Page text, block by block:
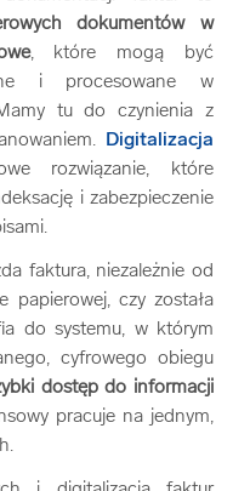
dokumentów w
, które mogą być
i procesowane w
tu do czynienia z
Digitalizacja
rozwiązanie, które
i zabezpieczenie
faktura, niezależnie od
papierowej, czy została
do systemu, w którym
cyfrowego obiegu
dostęp do informacji
pracuje na jednym,